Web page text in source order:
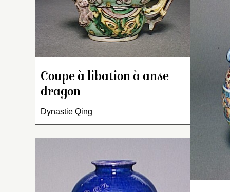
Coupe à libation à anse
dragon
Dynastie Qing